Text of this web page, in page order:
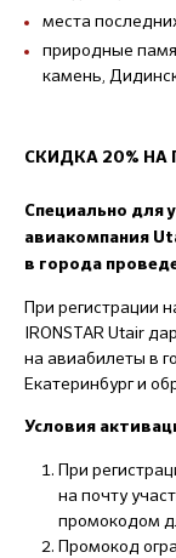
места
природные
камень,
СКИДКА 20% НА
Специально для
авиакомпания
в города
При регистрации
IRONSTAR Utair
на авиабилеты в
Екатеринбург и
Условия
При
на почту
промокодом
Промокод